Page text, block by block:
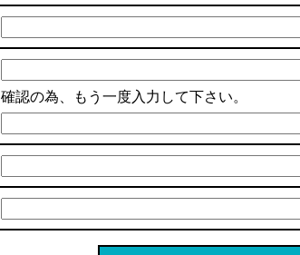
確認の為、もう一度入力して下さい。